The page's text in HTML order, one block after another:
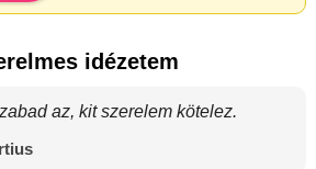
idézetem
az, kit szerelem kötelez.